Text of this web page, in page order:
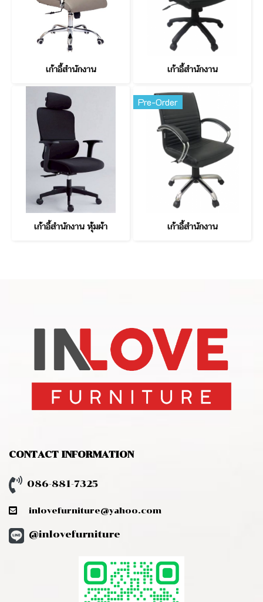
เก้าอี้สำนักงาน เก้าอี้สำนักงาน
เก้าอี้สำนักงาน หุ้มผ้า
Pre-Order
เก้าอี้สำนักงาน
CONTACT INFORMATION
086-881-7325
inlovefurniture@yahoo.com
@inlovefurniture